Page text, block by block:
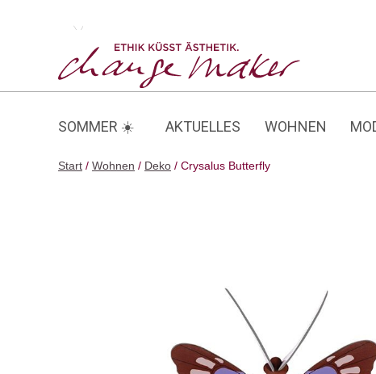
SOMMER ☀️ AKTUELLES WOHNEN
Start / Wohnen / Deko / Crysalus Butterfly